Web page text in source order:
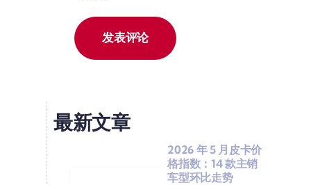
最新文章
2026 年 5 月皮卡价
格指数：14 款主销
车型环比走势